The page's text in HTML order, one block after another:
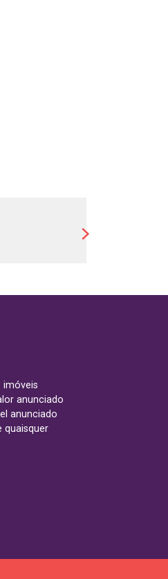
anunciado
anunciado
quaisquer